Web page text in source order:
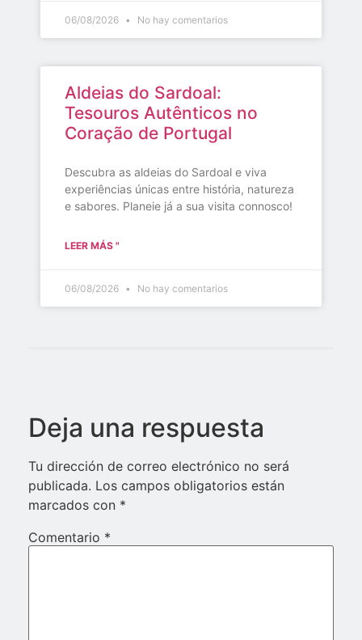
06/08/2026 No hay comentarios
Aldeias do Sardoal:
Tesouros Autênticos no
Coração de Portugal
Descubra as aldeias do Sardoal e viva
experiências únicas entre história, natureza
e sabores. Planeie já a sua visita connosco!
LEER MÁS "
06/08/2026 No hay comentarios
Deja una respuesta
Tu dirección de correo electrónico no será
publicada. Los campos obligatorios están
marcados con *
Comentario *